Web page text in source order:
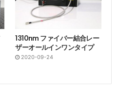
1310nm ファイバー結合レー
ザーオールインワンタイプ
2020-09-24